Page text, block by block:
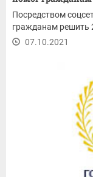
Посредством
гражданам решить
07.10.2021